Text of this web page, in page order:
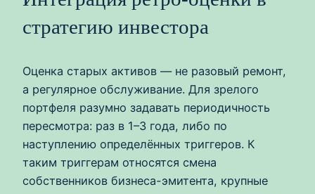
стратегию инвестора
Оценка старых активов — не разовый ремонт,
а регулярное обслуживание. Для зрелого
портфеля разумно задавать периодичность
пересмотра: раз в 1–3 года, либо по
наступлению определённых триггеров. К
таким триггерам относятся смена
собственников бизнеса-эмитента, крупные